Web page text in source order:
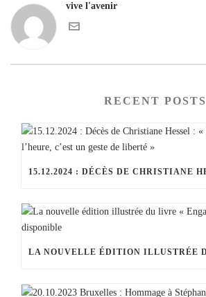
vive l'avenir
RECENT POSTS